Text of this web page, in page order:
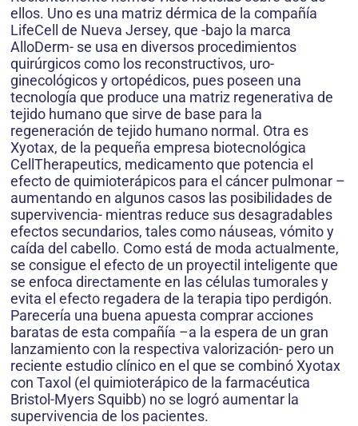
ellos. Uno es una matriz dérmica de la compañía
LifeCell de Nueva Jersey, que -bajo la marca
AlloDerm- se usa en diversos procedimientos
quirúrgicos como los reconstructivos, uro-
ginecológicos y ortopédicos, pues poseen una
tecnología que produce una matriz regenerativa de
tejido humano que sirve de base para la
regeneración de tejido humano normal. Otra es
Xyotax, de la pequeña empresa biotecnológica
CellTherapeutics, medicamento que potencia el
efecto de quimioterápicos para el cáncer pulmonar –
aumentando en algunos casos las posibilidades de
supervivencia- mientras reduce sus desagradables
efectos secundarios, tales como náuseas, vómito y
caída del cabello. Como está de moda actualmente,
se consigue el efecto de un proyectil inteligente que
se enfoca directamente en las células tumorales y
evita el efecto regadera de la terapia tipo perdigón.
Parecería una buena apuesta comprar acciones
baratas de esta compañía –a la espera de un gran
lanzamiento con la respectiva valorización- pero un
reciente estudio clínico en el que se combinó Xyotax
con Taxol (el quimioterápico de la farmacéutica
Bristol-Myers Squibb) no se logró aumentar la
supervivencia de los pacientes.